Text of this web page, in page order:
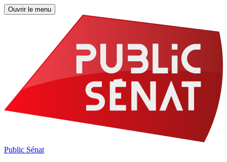
Ouvrir le menu
Public Sénat